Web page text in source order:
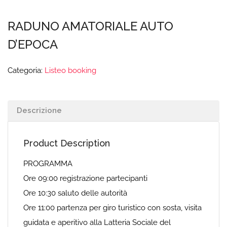
RADUNO AMATORIALE AUTO
D’EPOCA
Categoria: Listeo booking
Descrizione
Product Description
PROGRAMMA
Ore 09:00 registrazione partecipanti
Ore 10:30 saluto delle autorità
Ore 11:00 partenza per giro turistico con sosta, visita
guidata e aperitivo alla Latteria Sociale del